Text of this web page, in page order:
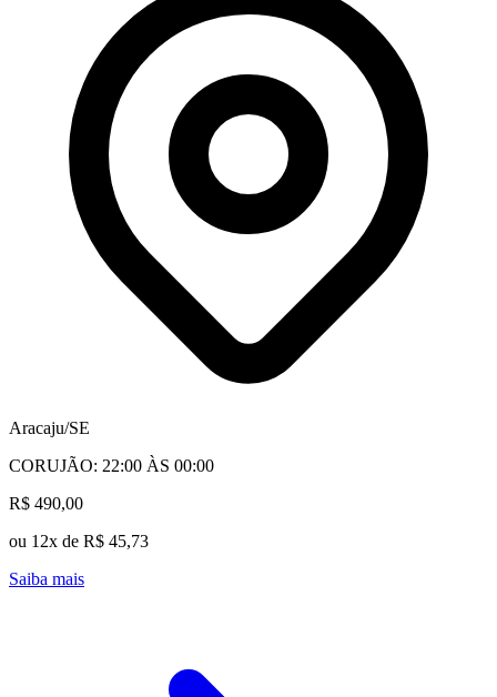
Aracaju/SE
CORUJÃO: 22:00 ÀS 00:00
R$ 490,00
ou 12x de R$ 45,73
Saiba mais